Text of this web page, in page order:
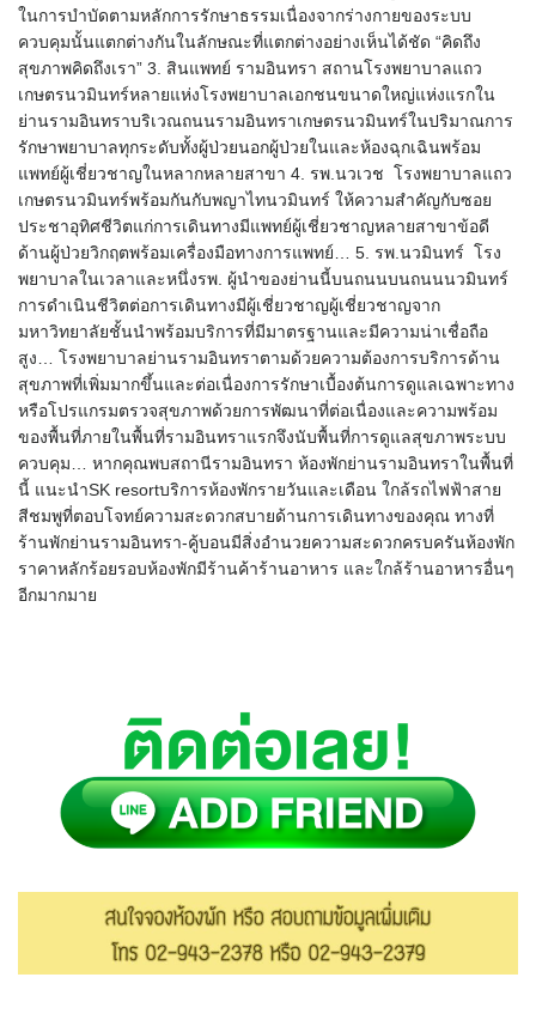
ในการบำบัดตามหลักการรักษาธรรมเนื่องจากร่างกายของระบบ
ควบคุมนั้นแตกต่างกันในลักษณะที่แตกต่างอย่างเห็นได้ชัด “คิดถึง
สุขภาพคิดถึงเรา” 3. สินแพทย์ รามอินทรา สถานโรงพยาบาลแถว
เกษตรนวมินทร์หลายแห่งโรงพยาบาลเอกชนขนาดใหญ่แห่งแรกใน
ย่านรามอินทราบริเวณถนนรามอินทราเกษตรนวมินทร์ในปริมาณการ
รักษาพยาบาลทุกระดับทั้งผู้ป่วยนอกผู้ป่วยในและห้องฉุกเฉินพร้อม
แพทย์ผู้เชี่ยวชาญในหลากหลายสาขา 4. รพ.นวเวช โรงพยาบาลแถว
เกษตรนวมินทร์พร้อมกันกับพญาไทนวมินทร์ ให้ความสำคัญกับซอย
ประชาอุทิศชีวิตแก่การเดินทางมีแพทย์ผู้เชี่ยวชาญหลายสาขาข้อดี
ด้านผู้ป่วยวิกฤตพร้อมเครื่องมือทางการแพทย์… 5. รพ.นวมินทร์ โรง
พยาบาลในเวลาและหนึ่งรพ. ผู้นำของย่านนี้บนถนนบนถนนนวมินทร์
การดำเนินชีวิตต่อการเดินทางมีผู้เชี่ยวชาญผู้เชี่ยวชาญจาก
มหาวิทยาลัยชั้นนำพร้อมบริการที่มีมาตรฐานและมีความน่าเชื่อถือ
สูง… โรงพยาบาลย่านรามอินทราตามด้วยความต้องการบริการด้าน
สุขภาพที่เพิ่มมากขึ้นและต่อเนื่องการรักษาเบื้องต้นการดูแลเฉพาะทาง
หรือโปรแกรมตรวจสุขภาพด้วยการพัฒนาที่ต่อเนื่องและความพร้อม
ของพื้นที่ภายในพื้นที่รามอินทราแรกจึงนับพื้นที่การดูแลสุขภาพระบบ
ควบคุม… หากคุณพบสถานีรามอินทรา ห้องพักย่านรามอินทราในพื้นที่
นี้ แนะนำSK resortบริการห้องพักรายวันและเดือน ใกล้รถไฟฟ้าสาย
สีชมพูที่ตอบโจทย์ความสะดวกสบายด้านการเดินทางของคุณ ทางที่
ร้านพักย่านรามอินทรา-คู้บอนมีสิ่งอำนวยความสะดวกครบครันห้องพัก
ราคาหลักร้อยรอบห้องพักมีร้านค้าร้านอาหาร และใกล้ร้านอาหารอื่นๆ
อีกมากมาย